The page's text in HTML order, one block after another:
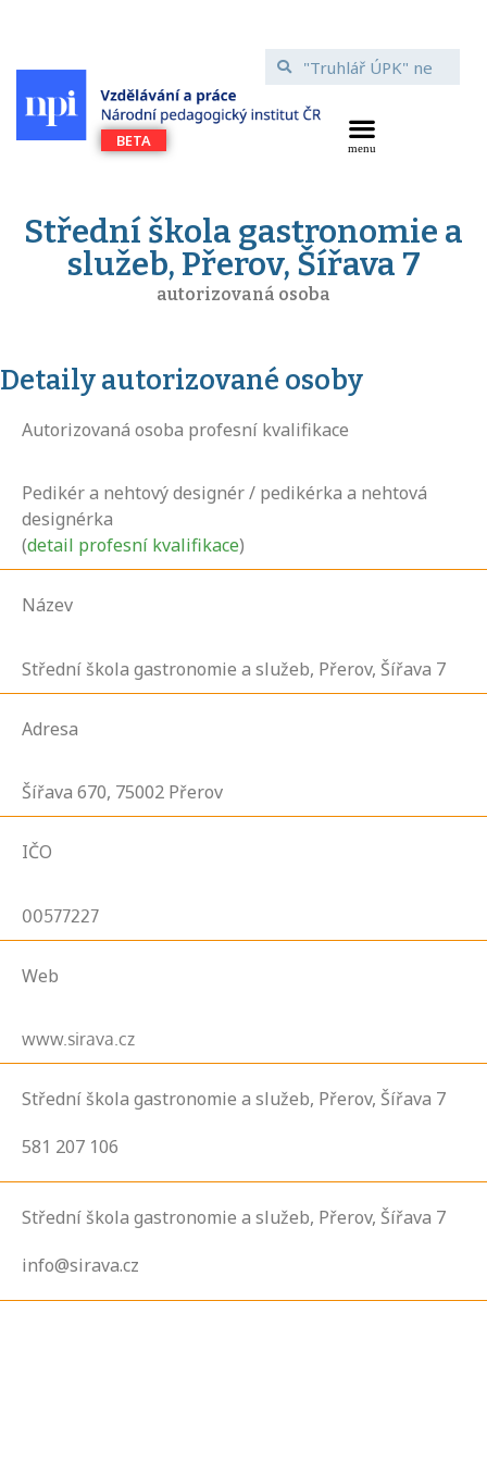
Střední škola gastronomie a
služeb, Přerov, Šířava 7
autorizovaná osoba
Detaily autorizované osoby
Autorizovaná osoba profesní kvalifikace
Pedikér a nehtový designér / pedikérka a nehtová
designérka
(detail profesní kvalifikace)
Název
Střední škola gastronomie a služeb, Přerov, Šířava 7
Adresa
Šířava 670, 75002 Přerov
IČO
00577227
Web
www.sirava.cz
Střední škola gastronomie a služeb, Přerov, Šířava 7
581 207 106
Střední škola gastronomie a služeb, Přerov, Šířava 7
info@sirava.cz